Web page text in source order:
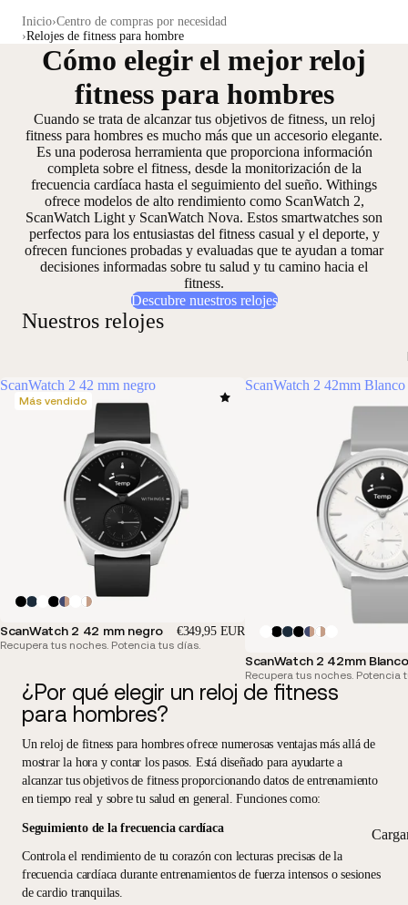
Inicio Centro de compras por necesidad
Relojes de fitness para hombre
Cómo elegir el mejor reloj
fitness para hombres
Cuando se trata de alcanzar tus objetivos de fitness, un reloj
fitness para hombres es mucho más que un accesorio elegante.
Es una poderosa herramienta que proporciona información
completa sobre el fitness, desde la monitorización de la
frecuencia cardíaca hasta el seguimiento del sueño. Withings
ofrece modelos de alto rendimiento como ScanWatch 2,
ScanWatch Light y ScanWatch Nova. Estos smartwatches son
perfectos para los entusiastas del fitness casual y el deporte, y
ofrecen funciones probadas y evaluadas que te ayudan a tomar
decisiones informadas sobre tu salud y tu camino hacia el
fitness.
Descubre nuestros relojes
Nuestros relojes
ScanWatch 2 42 mm negro
Más vendido
ScanWatch 2 42 mm negro €349,95 EUR
Recupera tus noches. Potencia tus días.
ScanWatch 2 42mm
ScanWatch 2 42mm
Recupera tus noches. Potencia
¿Por qué elegir un reloj de fitness
para hombres?
Un reloj de fitness para hombres ofrece numerosas ventajas más allá de
mostrar la hora y contar los pasos. Está diseñado para ayudarte a
alcanzar tus objetivos de fitness proporcionando datos de entrenamiento
en tiempo real y sobre tu salud en general. Funciones como:
Seguimiento de la frecuencia cardíaca
Controla el rendimiento de tu corazón con lecturas precisas de la
frecuencia cardíaca durante entrenamientos de fuerza intensos o sesiones
de cardio tranquilas.